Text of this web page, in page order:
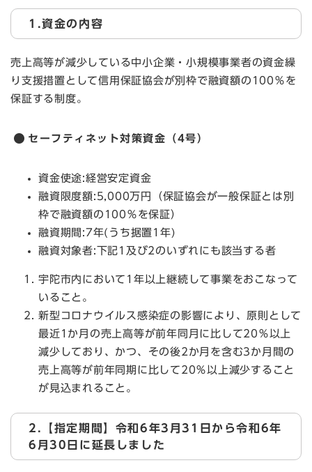
1.資金の内容
売上高等が減少している中小企業・小規模事業者の資金繰
り支援措置として信用保証協会が別枠で融資額の100％を
保証する制度。
セーフティネット対策資金（4号）
資金使途:経営安定資金
融資限度額:5,000万円（保証協会が一般保証とは別
枠で融資額の100％を保証）
融資期間:7年(うち据置1年)
融資対象者:下記1及び2のいずれにも該当する者
宇陀市内において1年以上継続して事業をおこなって
いること。
新型コロナウイルス感染症の影響により、原則として
最近1か月の売上高等が前年同月に比して20％以上
減少しており、かつ、その後2か月を含む3か月間の
売上高等が前年同期に比して20％以上減少すること
が見込まれること。
2.【指定期間】令和6年3月31日から令和6年
6月30日に延長しました